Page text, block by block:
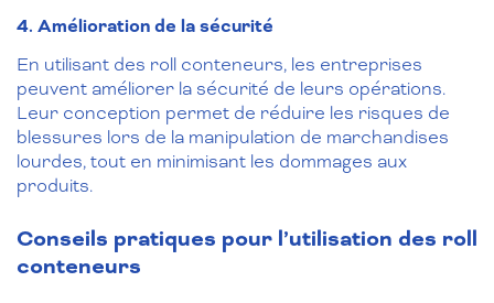
4. Amélioration de la sécurité
En utilisant des roll conteneurs, les entreprises
peuvent améliorer la sécurité de leurs opérations.
Leur conception permet de réduire les risques de
blessures lors de la manipulation de marchandises
lourdes, tout en minimisant les dommages aux
produits.
Conseils pratiques pour l’utilisation des roll
conteneurs